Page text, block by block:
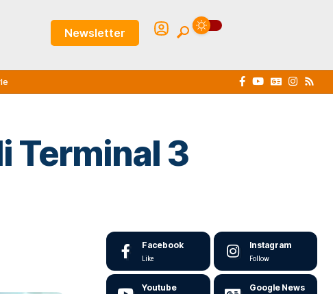
Newsletter
Terminal 3
Facebook
Like
Instagram
Follow
Youtube Google News